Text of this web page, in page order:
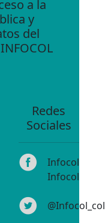
a la
y
del
Redes
Sociales
Infocol
Infocol
@Infocol_col